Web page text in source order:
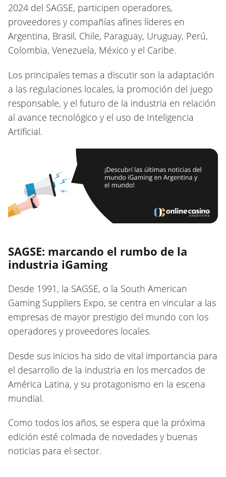
2024 del SAGSE, participen operadores,
proveedores y compañías afines líderes en
Argentina, Brasil, Chile, Paraguay, Uruguay, Perú,
Colombia, Venezuela, México y el Caribe.
Los principales temas a discutir son la adaptación
a las regulaciones locales, la promoción del juego
responsable, y el futuro de la industria en relación
al avance tecnológico y el uso de Inteligencia
Artificial.
SAGSE: marcando el rumbo de la
industria iGaming
Desde 1991, la SAGSE, o la South American
Gaming Suppliers Expo, se centra en vincular a las
empresas de mayor prestigio del mundo con los
operadores y proveedores locales.
Desde sus inicios ha sido de vital importancia para
el desarrollo de la industria en los mercados de
América Latina, y su protagonismo en la escena
mundial.
Como todos los años, se espera que la próxima
edición esté colmada de novedades y buenas
noticias para el sector.